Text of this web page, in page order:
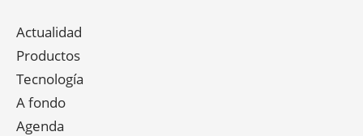
Actualidad
Productos
Tecnología
A fondo
Agenda